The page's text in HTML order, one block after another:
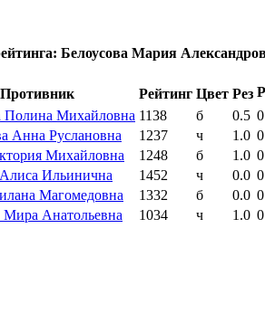
Белоусова Мария
Противник Рейтинг Цвет Рез
Полина Михайловна 1138 б 0.5
Анна Руслановна 1237 ч 1.0
Михайловна 1248 б 1.0
Ильинична 1452 ч 0.0
Магомедовна 1332 б 0.0
Мира Анатольевна 1034 ч 1.0